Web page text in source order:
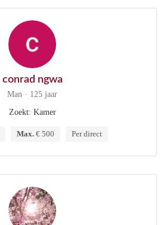
conrad ngwa
Man · 125 jaar
Zoekt: Kamer
Max.€ 500 Per direct